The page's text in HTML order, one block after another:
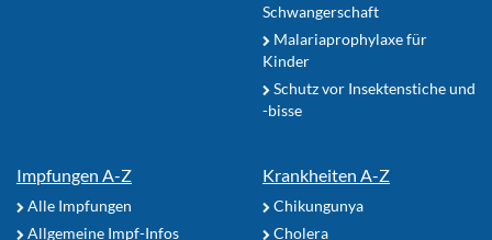
Schwangerschaft
Malariaprophylaxe für
Kinder
Schutz vor Insektenstiche und
-bisse
Impfungen A-Z
Alle Impfungen
Allgemeine Impf-Infos
Krankheiten A-Z
Chikungunya
Cholera